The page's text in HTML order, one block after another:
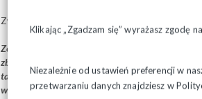
Klikając „Zgadzam się” wyrażasz zgodę
Niezależnie od ustawień preferencji w
przetwarzaniu danych znajdziesz w
Zwraca też uwagę na specyficzny problem
Ze względu na szczególnie dużą liczbę oraz
zbiorowymi pracy, związki zawodowe
także realizacji zasady społecznej gospodarki
władze publiczne aktywnie wspierają